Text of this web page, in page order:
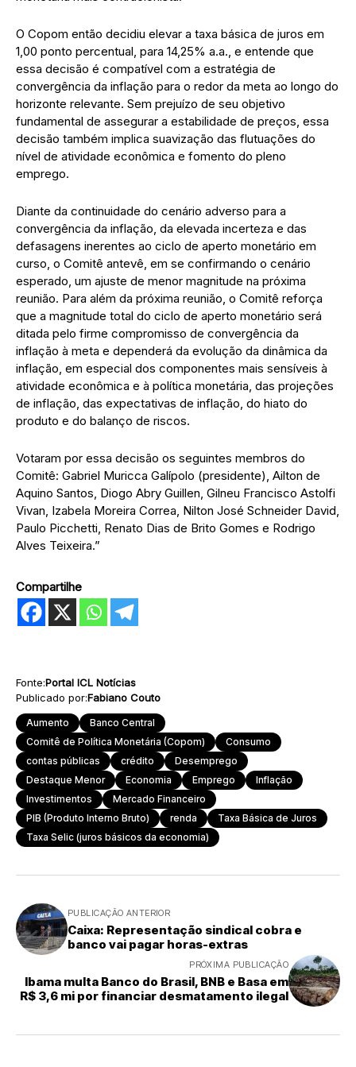
O Copom então decidiu elevar a taxa básica de juros em
1,00 ponto percentual, para 14,25% a.a., e entende que
essa decisão é compatível com a estratégia de
convergência da inflação para o redor da meta ao longo do
horizonte relevante. Sem prejuízo de seu objetivo
fundamental de assegurar a estabilidade de preços, essa
decisão também implica suavização das flutuações do
nível de atividade econômica e fomento do pleno
emprego.
Diante da continuidade do cenário adverso para a
convergência da inflação, da elevada incerteza e das
defasagens inerentes ao ciclo de aperto monetário em
curso, o Comitê antevê, em se confirmando o cenário
esperado, um ajuste de menor magnitude na próxima
reunião. Para além da próxima reunião, o Comitê reforça
que a magnitude total do ciclo de aperto monetário será
ditada pelo firme compromisso de convergência da
inflação à meta e dependerá da evolução da dinâmica da
inflação, em especial dos componentes mais sensíveis à
atividade econômica e à política monetária, das projeções
de inflação, das expectativas de inflação, do hiato do
produto e do balanço de riscos.
Votaram por essa decisão os seguintes membros do
Comitê: Gabriel Muricca Galípolo (presidente), Ailton de
Aquino Santos, Diogo Abry Guillen, Gilneu Francisco Astolfi
Vivan, Izabela Moreira Correa, Nilton José Schneider David,
Paulo Picchetti, Renato Dias de Brito Gomes e Rodrigo
Alves Teixeira.”
Compartilhe
Fonte:Portal ICL Notícias
Publicado por:Fabiano Couto
Aumento
Banco Central
Comitê de Política Monetária (Copom)
Consumo
contas públicas
crédito
Desemprego
Destaque Menor
Economia Emprego
Inflação
Investimentos
Mercado Financeiro
PIB (Produto Interno Bruto)
renda
Taxa Básica de Juros
Taxa Selic (juros básicos da economia)
PUBLICAÇÃO ANTERIOR
Caixa: Representação sindical cobra e
banco vai pagar horas-extras
PRÓXIMA PUBLICAÇÃO
Ibama multa Banco do Brasil, BNB e Basa em
R$ 3,6 mi por financiar desmatamento ilegal